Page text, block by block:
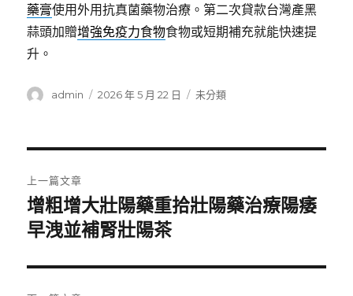
藥膏使用外用抗真菌藥物治療。第二次貸款台灣產黑
蒜頭加贈增強免疫力食物食物或短期補充就能快速提
升。
作
admin
發
2026 年 5 月 22 日
分
未分類
章
導
覽
上一篇文章
上
一
文
章:
增粗增大壯陽藥重拾壯陽藥治療陽痿
早洩並補腎壯陽茶